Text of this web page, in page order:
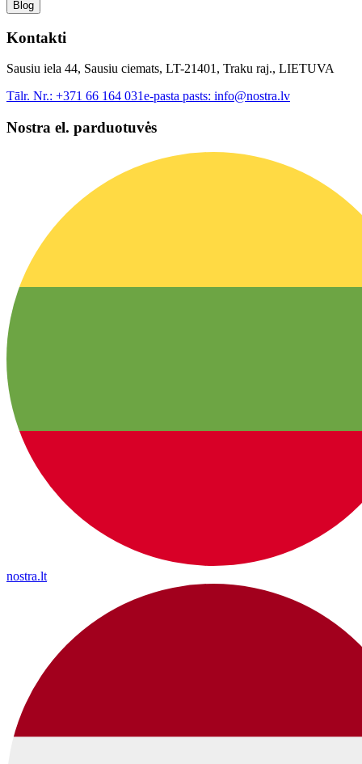
Blog
Kontakti
Sausiu iela 44, Sausiu ciemats, LT-21401, Traku raj., LIETUVA
Tālr. Nr.: +371 66 164 031e-pasta pasts: info@nostra.lv
Nostra el. parduotuvės
nostra.lt